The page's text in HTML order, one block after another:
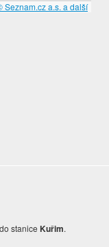
Seznam.cz a.s. a další
stanice Kuřim.